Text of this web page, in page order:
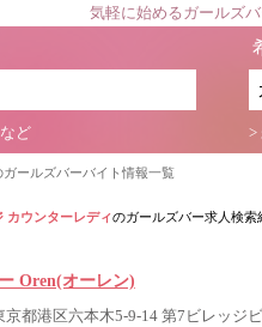
気軽に始めるガールズ
ど >
ールズバーバイト情報一覧
カウンターレディのガールズバー求人検索
Oren(オーレン)
京都港区六本木5-9-14 第7ビレッジ